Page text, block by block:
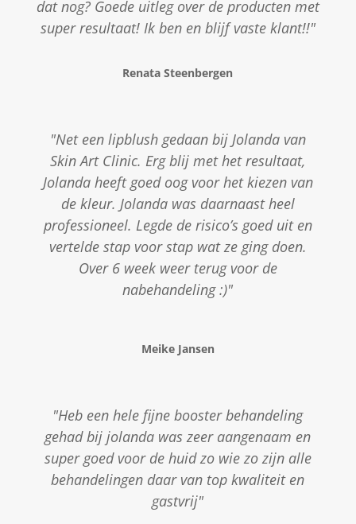
dat nog? Goede uitleg over de producten met
super resultaat! Ik ben en blijf vaste klant!!"
Renata Steenbergen
"Net een lipblush gedaan bij Jolanda van
Skin Art Clinic. Erg blij met het resultaat,
Jolanda heeft goed oog voor het kiezen van
de kleur. Jolanda was daarnaast heel
professioneel. Legde de risico’s goed uit en
vertelde stap voor stap wat ze ging doen.
Over 6 week weer terug voor de
nabehandeling :)"
Meike Jansen
"Heb een hele fijne booster behandeling
gehad bij jolanda was zeer aangenaam en
super goed voor de huid zo wie zo zijn alle
behandelingen daar van top kwaliteit en
gastvrij"